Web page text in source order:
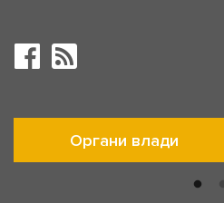
Органи влади